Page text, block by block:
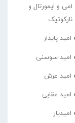
امی و ایمورتال و
نارکوتیک
امید پایدار
امید سوسنی
امید عرش
امید عقابی
امیدیار